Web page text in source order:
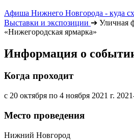
Афиша Нижнего Новгорода - куда
Выставки и экспозиции ➔ Уличная
«Нижегородская ярмарка»
Информация о
Когда проходит
с 20 октября по 4 ноября 2021 г.
Место проведения
Нижний Новгород